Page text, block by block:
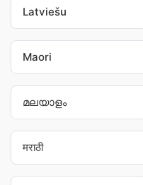
Latviešu
Maori
മലയാളം
मराठी